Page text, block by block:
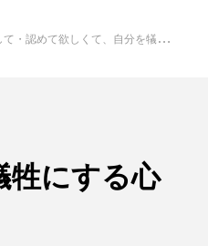
めて欲しくて、自分を犠牲にする心理について ～補償行為とは～
牲にする心